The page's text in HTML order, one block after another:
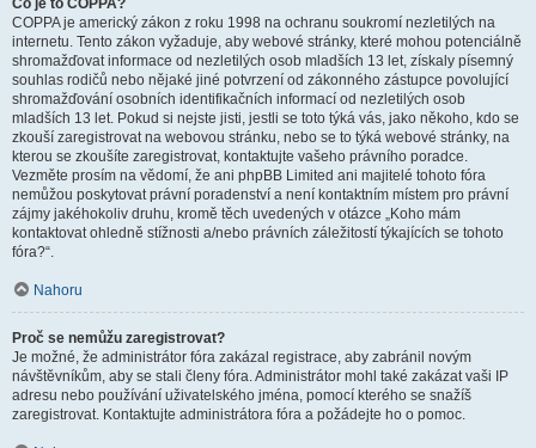
Co je to COPPA?
COPPA je americký zákon z roku 1998 na ochranu soukromí nezletilých na
internetu. Tento zákon vyžaduje, aby webové stránky, které mohou potenciálně
shromažďovat informace od nezletilých osob mladších 13 let, získaly písemný
souhlas rodičů nebo nějaké jiné potvrzení od zákonného zástupce povolující
shromažďování osobních identifikačních informací od nezletilých osob
mladších 13 let. Pokud si nejste jisti, jestli se toto týká vás, jako někoho, kdo se
zkouší zaregistrovat na webovou stránku, nebo se to týká webové stránky, na
kterou se zkoušíte zaregistrovat, kontaktujte vašeho právního poradce.
Vezměte prosím na vědomí, že ani phpBB Limited ani majitelé tohoto fóra
nemůžou poskytovat právní poradenství a není kontaktním místem pro právní
zájmy jakéhokoliv druhu, kromě těch uvedených v otázce „Koho mám
kontaktovat ohledně stížnosti a/nebo právních záležitostí týkajících se tohoto
fóra?“.
Nahoru
Proč se nemůžu zaregistrovat?
Je možné, že administrátor fóra zakázal registrace, aby zabránil novým
návštěvníkům, aby se stali členy fóra. Administrátor mohl také zakázat vaši IP
adresu nebo používání uživatelského jména, pomocí kterého se snažíš
zaregistrovat. Kontaktujte administrátora fóra a požádejte ho o pomoc.